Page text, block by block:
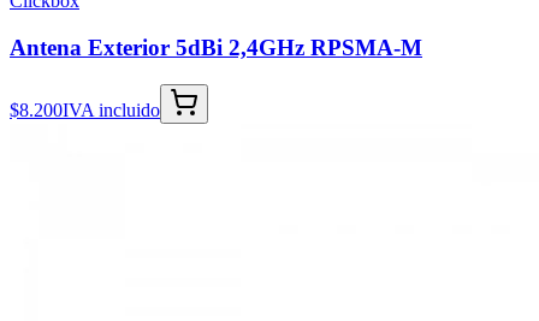
Antena Exterior 5dBi 2,4GHz RPSMA-M
$8.200IVA incluido